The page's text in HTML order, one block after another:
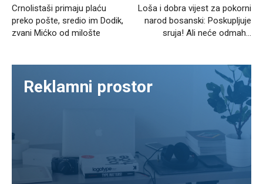
Crnolistaši primaju plaću
preko pošte, sredio im Dodik,
zvani Mićko od milošte
Loša i dobra vijest za pokorni
narod bosanski: Poskupljuje
sruja! Ali neće odmah…
Reklamni prostor